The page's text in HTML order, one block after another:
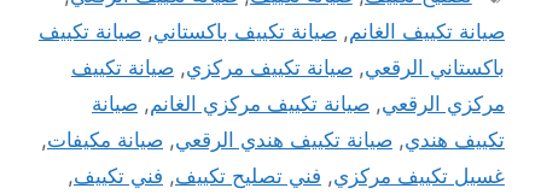
صيانة تكييف الغانم, صيانة تكييف باكستاني, صيانة تكييف
باكستاني الرقعي, صيانة تكييف مركزي, صيانة تكييف
مركزي الرقعي, صيانة تكييف مركزي الغانم, صيانة
تكييف هندي, صيانة تكييف هندي الرقعي, صيانة مكيفات,
غسيل تكييف مركزي, فني تصليح تكييف, فني تكييف,